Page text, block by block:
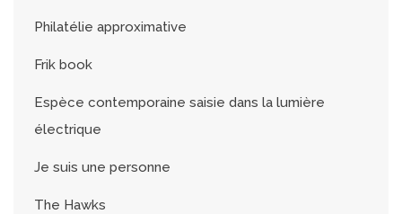
Philatélie approximative
Frik book
Espèce contemporaine saisie dans la lumière
électrique
Je suis une personne
The Hawks